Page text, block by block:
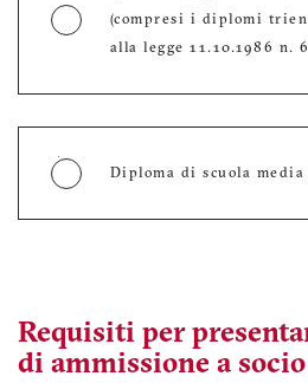
(compresi i diplomi
alla legge 11.10.1986 n.
Diploma di scuola
Requisiti per
di ammissione a